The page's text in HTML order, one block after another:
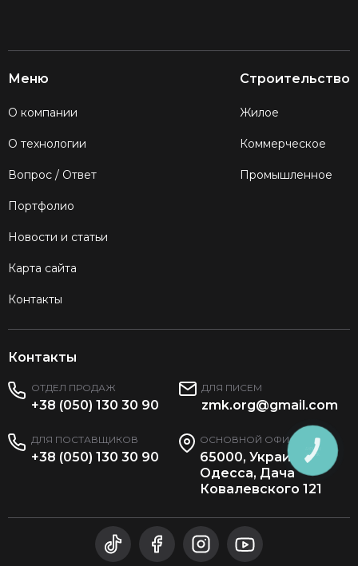
Меню
О компании
О технологии
Вопрос / Ответ
Портфолио
Новости и статьи
Карта сайта
Контакты
Строительство
Жилое
Коммерческое
Промышленное
Контакты
ОТДЕЛ ПРОДАЖ
+38 (050) 130 30 90
ДЛЯ ПОСТАВЩИКОВ
+38 (050) 130 30 90
ДЛЯ ПИСЕМ
zmk.org@gmail.com
ОСНОВНОЙ ОФИС
65000, Украина,
Одесса, Дача
Ковалевского 121
КНОПКА
ЗВ'ЯЗКУ